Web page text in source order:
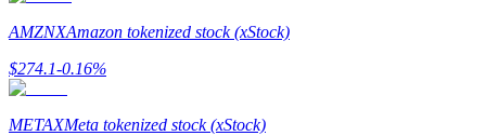
Hög avkastning och omedelbar tillgång
AMZNXAmazon tokenized stock (xStock)
$274.1-0.16%
METAXMeta tokenized stock (xStock)